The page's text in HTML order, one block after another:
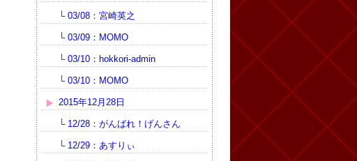
└ 03/08：宮崎英之
└ 03/09：MOMO
└ 03/10：hokkori-admin
└ 03/10：MOMO
2015年12月28日
└ 12/28：がんばれ！げんさん
└ 12/29：あすりぃ